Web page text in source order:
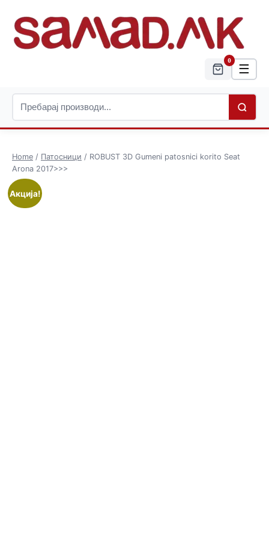
0
☰
Home / Патосници / ROBUST 3D Gumeni patosnici korito Seat
Arona 2017>>>
Акција!